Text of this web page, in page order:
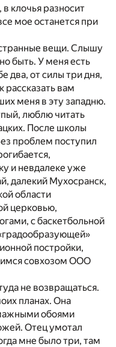
клочья разносит
мое останется при
вещи. Слышу
быть. У меня есть
два, от силы три дня,
рассказать вам
меня в эту западню.
люблю читать
После школы
проблем поступил
и невдалеке уже
далекий Мухосранск,
области
церковью,
с баскетбольной
постройки,
совхозом ООО
не возвращаться.
планах. Она
обоями
Отец умотал
мне было три, там